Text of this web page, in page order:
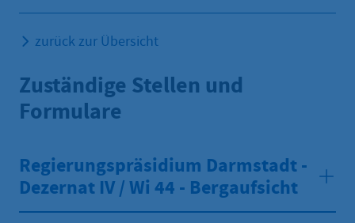
zurück zur Übersicht
Zuständige Stellen und
Formulare
Regierungspräsidium Darmstadt -
Dezernat IV / Wi 44 - Bergaufsicht